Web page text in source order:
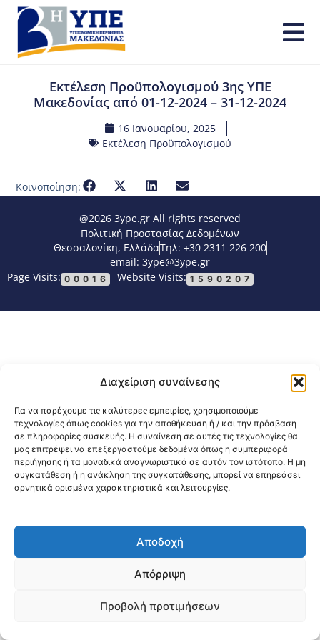
Διαχείριση συναίνεσης
Για να παρέχουμε τις καλύτερες εμπειρίες, χρησιμοποιούμε
τεχνολογίες όπως cookies για την αποθήκευση ή / και την πρόσβαση
σε πληροφορίες συσκευής. Η συναίνεση σε αυτές τις τεχνολογίες θα
μας επιτρέψει να επεξεργαστούμε δεδομένα όπως η συμπεριφορά
περιήγησης ή τα μοναδικά αναγνωριστικά σε αυτόν τον ιστότοπο. Η μη
συγκατάθεση ή η ανάκληση της συγκατάθεσης, μπορεί να επηρεάσει
αρνητικά ορισμένα χαρακτηριστικά και λειτουργίες.
Αποδοχή
Απόρριψη
Προβολή προτιμήσεων
Εκτέλεση Προϋπολογισμού 3ης ΥΠΕ
Μακεδονίας από 01-12-2024 – 31-12-2024
16 Ιανουαρίου, 2025
Εκτέλεση Προϋπολογισμού
Κοινοποίηση:
@2026 3ype.gr All rights reserved
Πολιτική Προστασίας Δεδομένων
Θεσσαλονίκη, ΕλλάδαΤηλ: +30 2311 226 200
email: 3ype@3ype.gr
Page Visits: 00016 Website Visits: 1590207